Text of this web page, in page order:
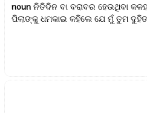
noun ନିତିଦିନ ବା ବରାବର ହେଉଥିବା
ପିଲାଙ୍କୁ ଧମକାଇ କହିଲେ ଯେ ମୁଁ ତୁମ